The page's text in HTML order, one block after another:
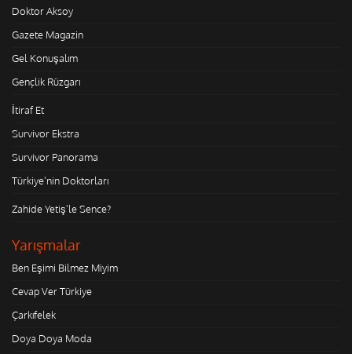
Doktor Aksoy
Gazete Magazin
Gel Konuşalım
Gençlik Rüzgarı
İtiraf Et
Survivor Ekstra
Survivor Panorama
Türkiye'nin Doktorları
Zahide Yetiş'le Sence?
Yarışmalar
Ben Eşimi Bilmez Miyim
Cevap Ver Türkiye
Çarkıfelek
Doya Doya Moda